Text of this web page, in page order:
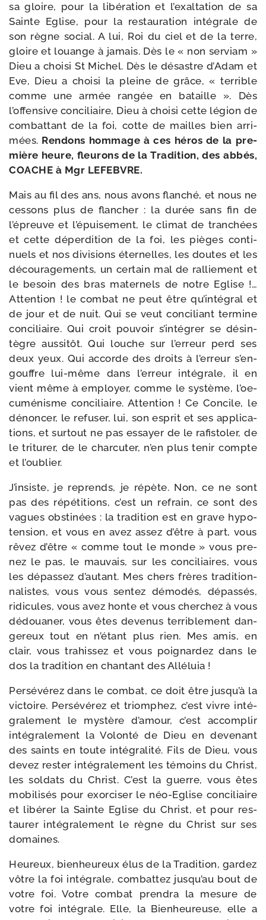
sa gloire, pour la libé­ra­tion et l’exaltation de sa
Sainte Eglise, pour la res­tau­ra­tion inté­grale de
son règne social. A lui, Roi du ciel et de la terre,
gloire et louange à jamais. Dès le « non ser­viam »
Dieu a choi­si St Michel. Dès le désastre d’Adam et
Eve, Dieu a choi­si la pleine de grâce, « ter­rible
comme une armée ran­gée en bataille ». Dès
l’offensive conci­liaire, Dieu à choi­si cette légion de
com­bat­tant de la foi, cotte de mailles bien arri­
mées. Rendons hom­mage à ces héros de la pre­
mière heure, fleu­rons de la Tradition, des abbés,
COACHE à Mgr LEFEBVRE.
Mais au fil des ans, nous avons flan­ché, et nous ne
ces­sons plus de flan­cher : la durée sans fin de
l’épreuve et l’épuisement, le cli­mat de tran­chées
et cette déper­di­tion de la foi, les pièges conti­
nuels et nos divi­sions éter­nelles, les doutes et les
décou­ra­ge­ments, un cer­tain mal de ral­lie­ment et
le besoin des bras mater­nels de notre Eglise !…
Attention ! le com­bat ne peut être qu’in­té­gral et
de jour et de nuit. Qui se veut conci­liant ter­mine
conci­liaire. Qui croit pou­voir s’in­té­grer se dés­in­
tègre aus­si­tôt. Qui louche sur l’er­reur perd ses
deux yeux. Qui accorde des droits à l’er­reur s’en­
gouffre lui-​même dans l’er­reur inté­grale, il en
vient même à employer, comme le sys­tème, l’oe­
cu­mé­nisme conci­liaire. Attention ! Ce Concile, le
dénon­cer, le refu­ser, lui, son esprit et ses appli­ca­
tions, et sur­tout ne pas essayer de le rafis­to­ler, de
le tri­tu­rer, de le char­cu­ter, n’en plus tenir compte
et l’oublier.
J’insiste, je reprends, je répète. Non, ce ne sont
pas des répé­ti­tions, c’est un refrain, ce sont des
vagues obs­ti­nées : la tra­di­tion est en grave hypo­
ten­sion, et vous en avez assez d’être à part, vous
rêvez d’être « comme tout le monde » vous pre­
nez le pas, le mau­vais, sur les conci­liaires, vous
les dépas­sez d’autant. Mes chers frères tra­di­tion­
na­listes, vous vous sen­tez démo­dés, dépas­sés,
ridi­cules, vous avez honte et vous cher­chez à vous
dédoua­ner, vous êtes deve­nus ter­ri­ble­ment dan­
ge­reux tout en n’étant plus rien. Mes amis, en
clair, vous tra­his­sez et vous poi­gnar­dez dans le
dos la tra­di­tion en chan­tant des Alléluia !
Persévérez dans le com­bat, ce doit être jusqu’à la
vic­toire. Persévérez et triom­phez, c’est vivre inté­
gra­le­ment le mys­tère d’amour, c’est accom­plir
inté­gra­le­ment la Volonté de Dieu en deve­nant
des saints en toute inté­gra­li­té. Fils de Dieu, vous
devez res­ter inté­gra­le­ment les témoins du Christ,
les sol­dats du Christ. C’est la guerre, vous êtes
mobi­li­sés pour exor­ci­ser le néo-​Eglise conci­liaire
et libé­rer la Sainte Eglise du Christ, et pour res­
tau­rer inté­gra­le­ment le règne du Christ sur ses
domaines.
Heureux, bien­heu­reux élus de la Tradition, gar­dez
vôtre la foi inté­grale, com­bat­tez jusqu’au bout de
votre foi. Votre com­bat pren­dra la mesure de
votre foi inté­grale. Elle, la Bienheureuse, elle a